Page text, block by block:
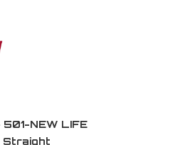
NEW LIFE
Straight